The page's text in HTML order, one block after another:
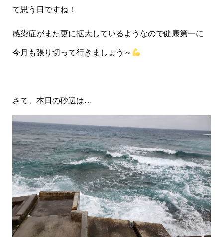
て思う日ですね！
感染症がまた更に拡大しているようなので健康第一に
今月も張り切って行きましょう～
さて、本日の砂辺は…